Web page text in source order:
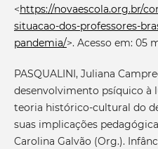
<https://novaescola.org.br/
situacao-dos-professores-
pandemia/>. Acesso em: 05
PASQUALINI, Juliana
desenvolvimento psíquico à
teoria histórico-cultural do
suas implicações
Carolina Galvão (Org.).